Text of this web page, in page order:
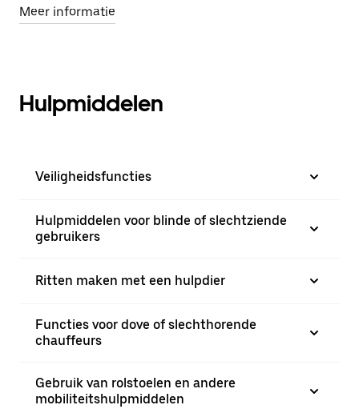
Meer informatie
Hulpmiddelen
Veiligheidsfuncties
Hulpmiddelen voor blinde of slechtziende
gebruikers
Ritten maken met een hulpdier
Functies voor dove of slechthorende
chauffeurs
Gebruik van rolstoelen en andere
mobiliteitshulpmiddelen